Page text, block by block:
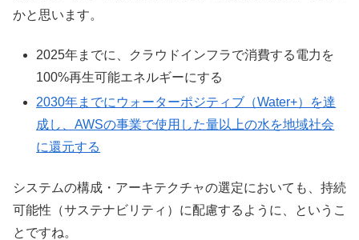
かと思います。
2025年までに、クラウドインフラで消費する電力を
100%再生可能エネルギーにする
2030年までにウォーターポジティブ（Water+）を達
成し、AWSの事業で使用した量以上の水を地域社会
に還元する
システムの構成・アーキテクチャの選定においても、持続
可能性（サステナビリティ）に配慮するように、というこ
とですね。